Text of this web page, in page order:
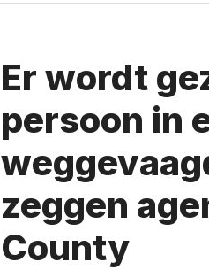
Er wordt
persoon in
zeggen
County